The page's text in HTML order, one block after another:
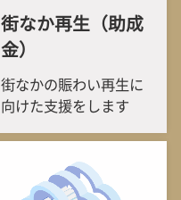
街なか再生（助成
金）
街なかの賑わい再生に
向けた支援をします